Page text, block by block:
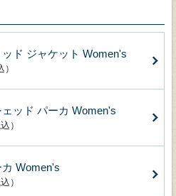
ド ジャケット Women's
ッド パーカ Women's
）
Women's
）